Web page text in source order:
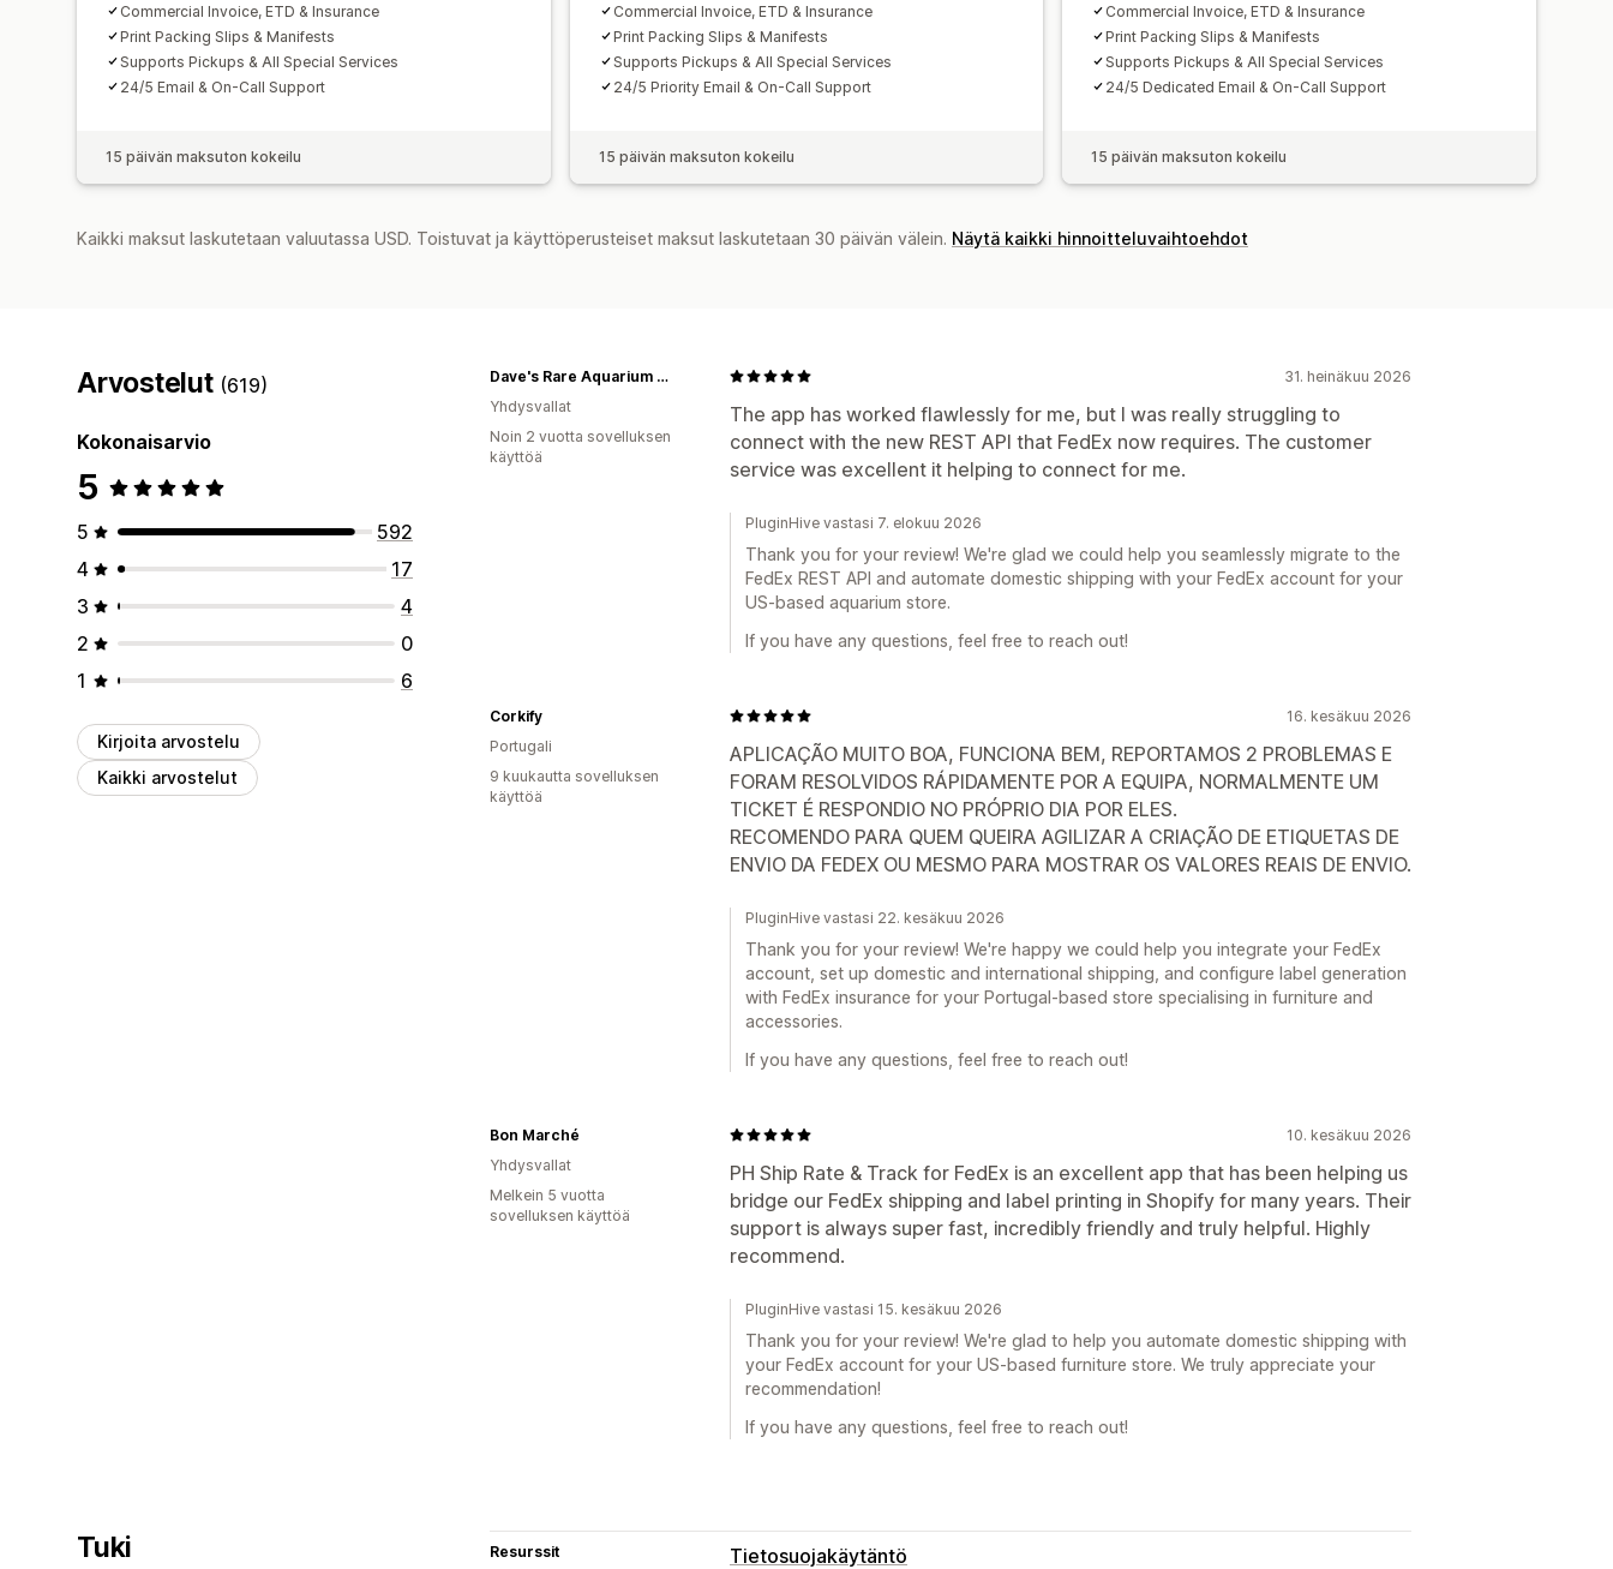
Commercial Invoice, ETD & Insurance
Print Packing Slips & Manifests
Supports Pickups & All Special Services
24/5 Email & On-Call Support
15 päivän maksuton kokeilu
Commercial Invoice, ETD & Insurance
Print Packing Slips & Manifests
Supports Pickups & All Special Services
24/5 Priority Email & On-Call Support
15 päivän maksuton kokeilu
Commercial Invoice, ETD & Insurance
Print Packing Slips & Manifests
Supports Pickups & All Special Services
24/5 Dedicated Email & On-Call Support
15 päivän maksuton kokeilu
Kaikki maksut laskutetaan valuutassa USD. Toistuvat ja käyttöperusteiset maksut laskutetaan 30 päivän välein. Näytä kaikki hinnoitteluvaihtoehdot
Arvostelut (619)
Kokonaisarvio
5
5
592
4
17
3
4
2
0
1
6
Kirjoita arvostelu
Kaikki arvostelut
31. heinäkuu 2026
The app has worked flawlessly for me, but I was really struggling to
connect with the new REST API that FedEx now requires. The customer
service was excellent it helping to connect for me.
Dave's Rare Aquarium Fish
Yhdysvallat
Noin 2 vuotta sovelluksen
käyttöä
PluginHive vastasi 7. elokuu 2026
Thank you for your review! We're glad we could help you seamlessly migrate to the
FedEx REST API and automate domestic shipping with your FedEx account for your
US-based aquarium store.
If you have any questions, feel free to reach out!
16. kesäkuu 2026
APLICAÇÃO MUITO BOA, FUNCIONA BEM, REPORTAMOS 2 PROBLEMAS E
FORAM RESOLVIDOS RÁPIDAMENTE POR A EQUIPA, NORMALMENTE UM
TICKET É RESPONDIO NO PRÓPRIO DIA POR ELES.
RECOMENDO PARA QUEM QUEIRA AGILIZAR A CRIAÇÃO DE ETIQUETAS DE
ENVIO DA FEDEX OU MESMO PARA MOSTRAR OS VALORES REAIS DE ENVIO.
Corkify
Portugali
9 kuukautta sovelluksen
käyttöä
PluginHive vastasi 22. kesäkuu 2026
Thank you for your review! We're happy we could help you integrate your FedEx
account, set up domestic and international shipping, and configure label generation
with FedEx insurance for your Portugal-based store specialising in furniture and
accessories.
If you have any questions, feel free to reach out!
10. kesäkuu 2026
PH Ship Rate & Track for FedEx is an excellent app that has been helping us
bridge our FedEx shipping and label printing in Shopify for many years. Their
support is always super fast, incredibly friendly and truly helpful. Highly
recommend.
Bon Marché
Yhdysvallat
Melkein 5 vuotta
sovelluksen käyttöä
PluginHive vastasi 15. kesäkuu 2026
Thank you for your review! We're glad to help you automate domestic shipping with
your FedEx account for your US-based furniture store. We truly appreciate your
recommendation!
If you have any questions, feel free to reach out!
Tuki Resurssit
Tietosuojakäytäntö